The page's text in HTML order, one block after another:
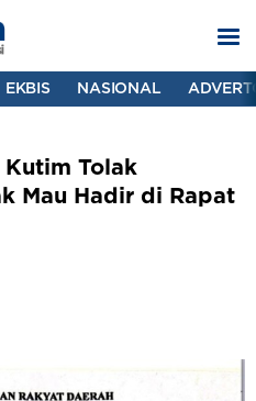
EKBIS NASIONAL
Kutim Tolak
Mau Hadir di Rapat